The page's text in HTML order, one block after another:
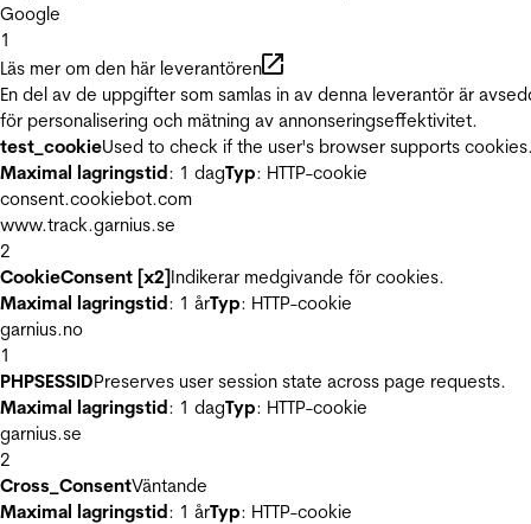
Google
1
Läs mer om den här leverantören
En del av de uppgifter som samlas in av denna leverantör är
för personalisering och mätning av annonseringseffektivitet.
test_cookieUsed to check if the user's browser supports
Maximal lagringstid: 1 dagTyp: HTTP-cookie
consent.cookiebot.com
www.track.garnius.se
2
CookieConsent [x2]Indikerar medgivande för cookies.
Maximal lagringstid: 1 årTyp: HTTP-cookie
garnius.no
1
PHPSESSIDPreserves user session state across page requests.
Maximal lagringstid: 1 dagTyp: HTTP-cookie
garnius.se
2
Cross_ConsentVäntande
Maximal lagringstid: 1 årTyp: HTTP-cookie